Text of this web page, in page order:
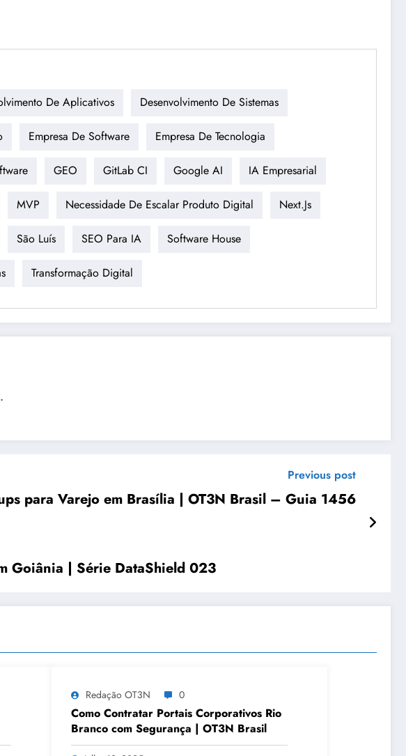
De Aplicativos Desenvolvimento De Sistemas
Empresa De Software Empresa De Tecnologia
GEO GitLab CI Google AI IA Empresarial
MVP Necessidade De Escalar Produto Digital Next.js
São Luís SEO Para IA Software House
Transformação Digital
Previous post
para Varejo em Brasília | OT3N Brasil – Guia 1456
Goiânia | Série DataShield 023
Redação OT3N 0
Como Contratar Portais Corporativos Rio
Branco com Segurança | OT3N Brasil